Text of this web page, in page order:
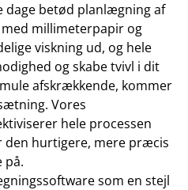
dage betød planlægning af
millimeterpapir og
viskning ud, og hele
og skabe tvivl i dit
afskrækkende, kommer
Vores
hele processen
den hurtigere, mere præcis
på.
som en stejl